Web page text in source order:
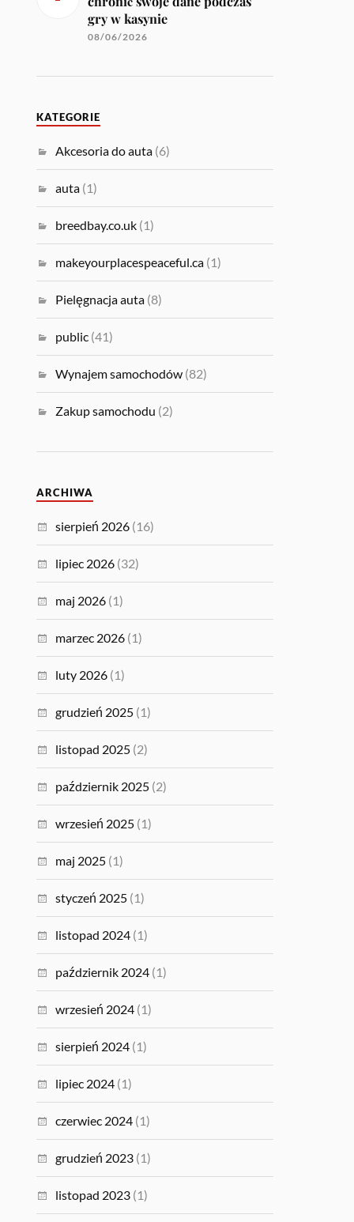
gry w kasynie
08/06/2026
KATEGORIE
Akcesoria do auta (6)
auta (1)
breedbay.co.uk (1)
makeyourplacespeaceful.ca (1)
Pielęgnacja auta (8)
public (41)
Wynajem samochodów (82)
Zakup samochodu (2)
ARCHIWA
sierpień 2026 (16)
lipiec 2026 (32)
maj 2026 (1)
marzec 2026 (1)
luty 2026 (1)
grudzień 2025 (1)
listopad 2025 (2)
październik 2025 (2)
wrzesień 2025 (1)
maj 2025 (1)
styczeń 2025 (1)
listopad 2024 (1)
październik 2024 (1)
wrzesień 2024 (1)
sierpień 2024 (1)
lipiec 2024 (1)
czerwiec 2024 (1)
grudzień 2023 (1)
listopad 2023 (1)